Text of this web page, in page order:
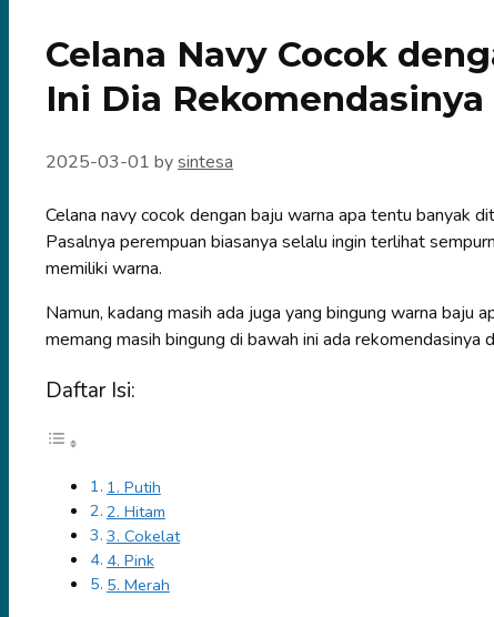
Celana Navy Cocok
Ini Dia Rekomendasinya
2025-03-01 bysintesa
Celana navy cocok dengan baju warna apa tentu banyak
Pasalnya perempuan biasanya selalu ingin terlihat
memiliki warna.
Namun, kadang masih ada juga yang bingung warna baju
memang masih bingung di bawah ini ada rekomendasinya
Daftar Isi:
1. Putih
2. Hitam
3. Cokelat
4. Pink
5. Merah